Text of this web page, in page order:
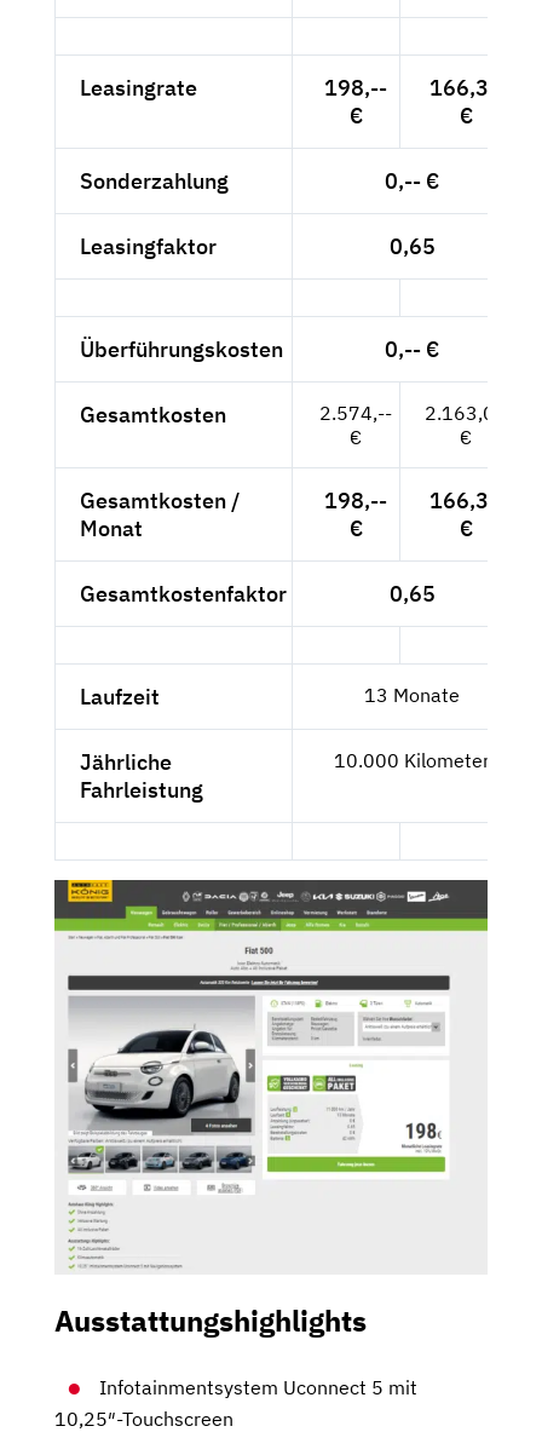
Leasingrate
198,--
€
166,39
€
Sonderzahlung 0,-- €
Leasingfaktor 0,65
Überführungskosten 0,-- €
Gesamtkosten
2.574,--
€
2.163,03
€
Gesamtkosten /
Monat
198,--
€
166,39
€
Gesamtkostenfaktor 0,65
Laufzeit 13 Monate
Jährliche
Fahrleistung
10.000 Kilometer
Ausstattungshighlights
Infotainmentsystem Uconnect 5 mit
10,25″-Touchscreen